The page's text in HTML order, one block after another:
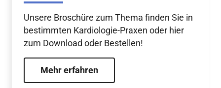
Unsere Broschüre zum Thema finden Sie in
bestimmten Kardiologie-Praxen oder hier
zum Download oder Bestellen!
Mehr erfahren